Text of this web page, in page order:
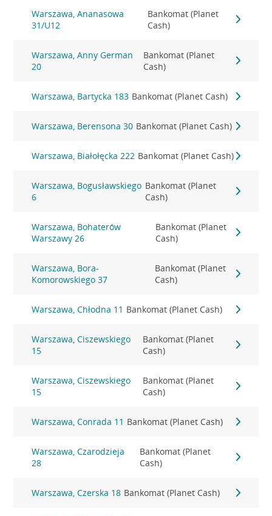
Warszawa, Ananasowa
31/U12
Bankomat (Planet
Cash)
Warszawa, Anny German
20
Bankomat (Planet
Cash)
Warszawa, Bartycka 183 Bankomat (Planet Cash)
Warszawa, Berensona 30 Bankomat (Planet Cash)
Warszawa, Białołęcka 222 Bankomat (Planet Cash)
Warszawa, Bogusławskiego
6
Bankomat (Planet
Cash)
Warszawa, Bohaterów
Warszawy 26
Bankomat (Planet
Cash)
Warszawa, Bora-
Komorowskiego 37
Bankomat (Planet
Cash)
Warszawa, Chłodna 11 Bankomat (Planet Cash)
Warszawa, Ciszewskiego
15
Bankomat (Planet
Cash)
Warszawa, Ciszewskiego
15
Bankomat (Planet
Cash)
Warszawa, Conrada 11 Bankomat (Planet Cash)
Warszawa, Czarodzieja
28
Bankomat (Planet
Cash)
Warszawa, Czerska 18 Bankomat (Planet Cash)